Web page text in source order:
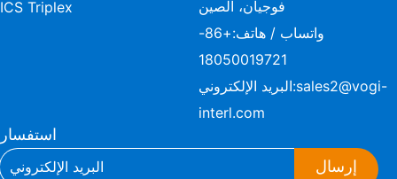
ICS Triplex
فوجيان، الصين
واتساب / هاتف:
+86-
18050019721
البريد الإلكتروني:sales2@vogi-
interl.com
استفسار
إرسال